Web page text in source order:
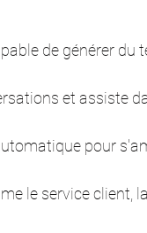
de générer du
et assiste
pour
le service client,